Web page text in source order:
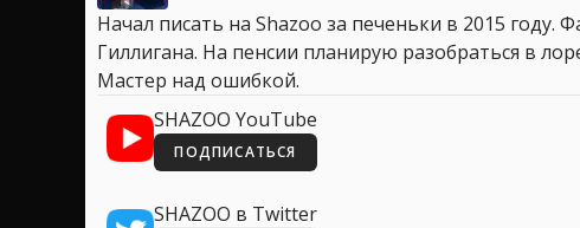
Начал писать на Shazoo за печеньки в 2015 году.
Гиллигана. На пенсии планирую разобраться в
Мастер над ошибкой.
SHAZOO YouTube
ПОДПИСАТЬСЯ
SHAZOO в Twitter